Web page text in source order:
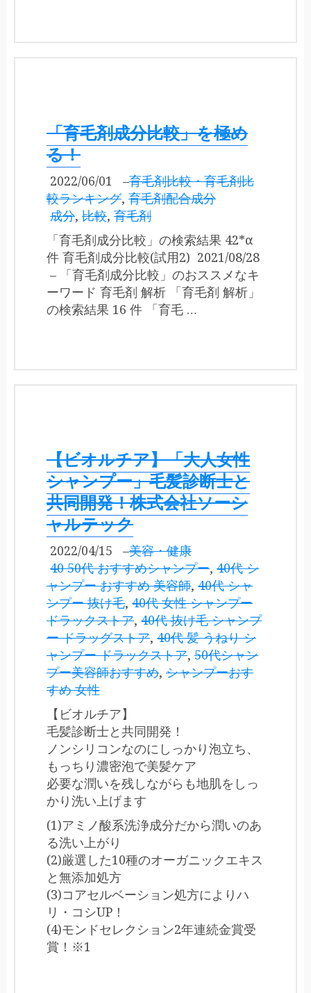
「育毛剤成分比較」を極め
る！
2022/06/01 –育毛剤比較・育毛剤比
較ランキング, 育毛剤配合成分
成分, 比較, 育毛剤
「育毛剤成分比較」の検索結果 42*α
件 育毛剤成分比較(試用2) 2021/08/28
– 「育毛剤成分比較」のおススメなキ
ーワード 育毛剤 解析 「育毛剤 解析」
の検索結果 16 件 「育毛 …
【ビオルチア】「大人女性
シャンプー」毛髪診断士と
共同開発！株式会社ソーシ
ャルテック
2022/04/15 –美容・健康
40 50代 おすすめシャンプー, 40代 シ
ャンプー おすすめ 美容師, 40代 シャ
ンプー 抜け毛, 40代 女性 シャンプー
ドラックストア, 40代 抜け毛 シャンプ
ー ドラッグストア, 40代 髪 うねり シ
ャンプー ドラックストア, 50代シャン
プー美容師おすすめ, シャンプーおす
すめ 女性
【ビオルチア】
毛髪診断士と共同開発！
ノンシリコンなのにしっかり泡立ち、
もっちり濃密泡で美髪ケア
必要な潤いを残しながらも地肌をしっ
かり洗い上げます
(1)アミノ酸系洗浄成分だから潤いのあ
る洗い上がり
(2)厳選した10種のオーガニックエキス
と無添加処方
(3)コアセルベーション処方によりハ
リ・コシUP！
(4)モンドセレクション2年連続金賞受
賞！※1